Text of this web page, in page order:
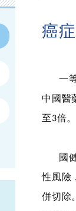
癌
一等
中國醫
至3倍
國健
性風險
併切除